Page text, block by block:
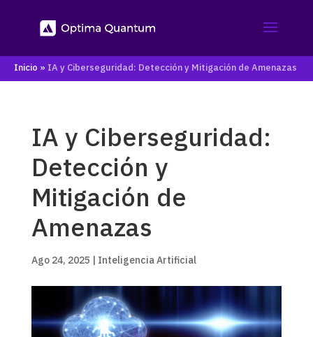
Inicio » IA y Ciberseguridad: Detección y Mitigación de Amenazas
IA y Ciberseguridad:
Detección y
Mitigación de
Amenazas
Ago 24, 2025 | Inteligencia Artificial